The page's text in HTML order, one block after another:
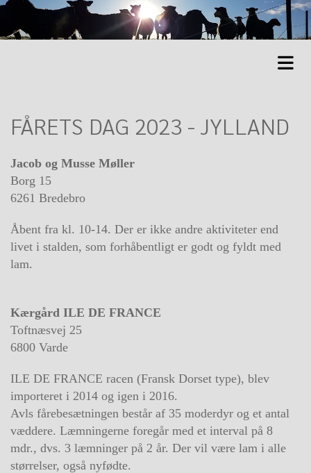
FÅRETS DAG 2023 - JYLLAND
Jacob og Musse Møller
Borg 15
6261 Bredebro
Åbent fra kl. 10-14. Der er ikke andre aktiviteter end
livet i stalden, som forhåbentligt er godt og fyldt med
lam.
Kærgård ILE DE FRANCE
Toftnæsvej 25
6800 Varde
ILE DE FRANCE racen (Fransk Dorset type), blev
importeret i 2014 og igen i 2016.
Avls fårebesætningen består af 35 moderdyr og et antal
væddere. Læmningerne foregår med et interval på 8
mdr., dvs. 3 læmninger på 2 år. Der vil være lam i alle
størrelser, også nyfødte.